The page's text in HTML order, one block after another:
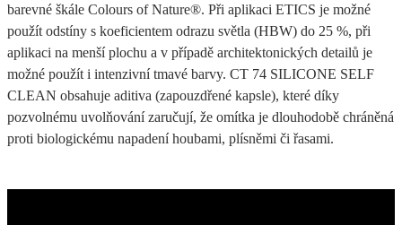
barevné škále Colours of Nature®. Při aplikaci ETICS je možné
použít odstíny s koeficientem odrazu světla (HBW) do 25 %, při
aplikaci na menší plochu a v případě architektonických detailů je
možné použít i intenzivní tmavé barvy. CT 74 SILICONE SELF
CLEAN obsahuje aditiva (zapouzdřené kapsle), které díky
pozvolnému uvolňování zaručují, že omítka je dlouhodobě chráněná
proti biologickému napadení houbami, plísněmi či řasami.